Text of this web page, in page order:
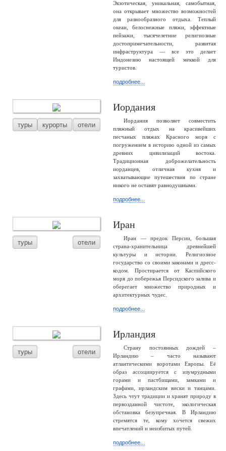
Экзотическая, уникальная, самобытная,
она открывает множество возможностей
для разнообразного отдыха. Теплый
океан, белоснежные пляжи, эффектные
пейзажи, тысячелетние религиозные
достопримечательности, развитая
инфраструктура — все это делает
Индонезию настоящей меккой для
туристов.
подробнее...
туры курорты отели
Иордания
Иордания позволяет совместить
пляжный отдых на красивейших
песчаных пляжах Красного моря с
погружением в историю одной из самых
древних цивилизаций востока.
Традиционная доброжелательность
иорданцев, отличная кухня и
захватывающие путешествия по стране
никого не оставят равнодушными.
подробнее...
туры отели
Иран
Иран — предок Персии, большая
страна-хранительница древнейшей
культуры и истории. Религиозное
государство со своими законами и дресс-
кодом. Простирается от Каспийского
моря до побережья Персидского залива и
оберегает множество природных и
архитектурных чудес.
подробнее...
туры отели
Ирландия
Страну постоянных дождей –
Ирландию – часто называют
атлантическими воротами Европы. Её
образ ассоциируется с изумрудными
горами и пастбищами, замками и
графами, ирландским виски и танцами.
Здесь чтут традиции и хранят природу в
первозданной чистоте, экологическая
обстановка безупречная. В Ирландию
стремятся те, кому хочется свежих
впечатлений и неизбитых путей.
подробнее...